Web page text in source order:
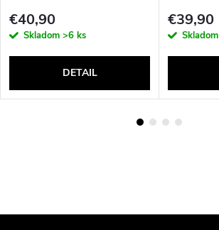
€40,90
Skladom >6 ks
DETAIL
€39,90
Skladom